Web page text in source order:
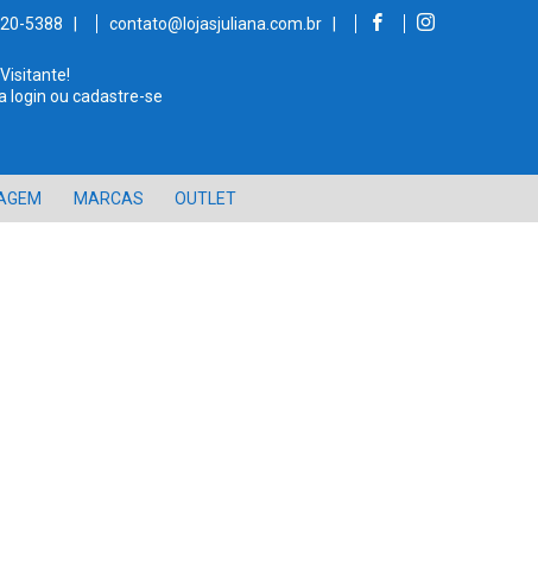
5388 | contato@lojasjuliana.com.br |
login ou cadastre-se
MARCAS OUTLET